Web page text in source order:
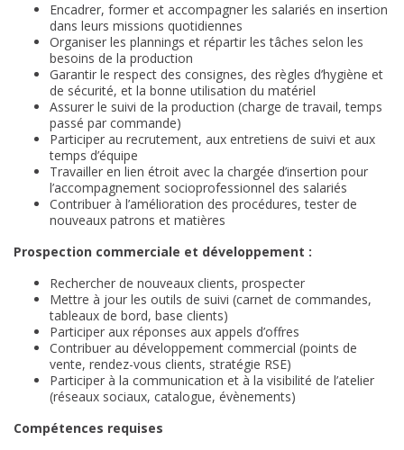
Encadrer, former et accompagner les salariés en insertion
dans leurs missions quotidiennes
Organiser les plannings et répartir les tâches selon les
besoins de la production
Garantir le respect des consignes, des règles d’hygiène et
de sécurité, et la bonne utilisation du matériel
Assurer le suivi de la production (charge de travail, temps
passé par commande)
Participer au recrutement, aux entretiens de suivi et aux
temps d’équipe
Travailler en lien étroit avec la chargée d’insertion pour
l’accompagnement socioprofessionnel des salariés
Contribuer à l’amélioration des procédures, tester de
nouveaux patrons et matières
Prospection commerciale et développement :
Rechercher de nouveaux clients, prospecter
Mettre à jour les outils de suivi (carnet de commandes,
tableaux de bord, base clients)
Participer aux réponses aux appels d’offres
Contribuer au développement commercial (points de
vente, rendez-vous clients, stratégie RSE)
Participer à la communication et à la visibilité de l’atelier
(réseaux sociaux, catalogue, évènements)
Compétences requises